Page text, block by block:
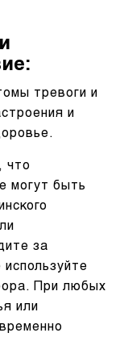
тревоги и
и
что
могут быть
за
При любых
или